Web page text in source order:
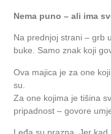
Nema puno – ali ima
Na prednjoj strani – grb
buke. Samo znak koji
Ova majica je za one
su.
Za one kojima je tišina
pripadnost – govore